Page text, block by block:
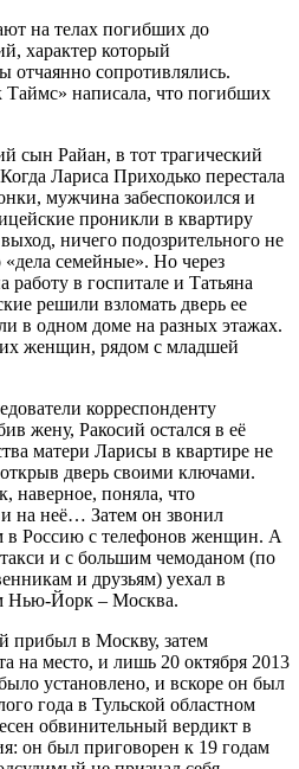
на телах погибших до
характер который
отчаянно сопротивлялись.
написала, что погибших
сын Райан, в тот трагический
Лариса Приходько перестала
мужчина забеспокоился и
проникли в квартиру
ничего подозрительного не
семейные». Но через
в госпитале и Татьяна
решили взломать дверь ее
в одном доме на разных этажах.
женщин, рядом с младшей
корреспонденту
жену, Ракосий остался в её
матери Ларисы в квартире не
дверь своими ключами.
наверное, поняла, что
на неё… Затем он звонил
в Россию с телефонов женщин. А
и с большим чемоданом (по
и друзьям) уехал в
Нью-Йорк – Москва.
прибыл в Москву, затем
на место, и лишь 20 октября 2013
установлено, и вскоре он был
года в Тульской областном
обвинительный вердикт в
он был приговорен к 19 годам